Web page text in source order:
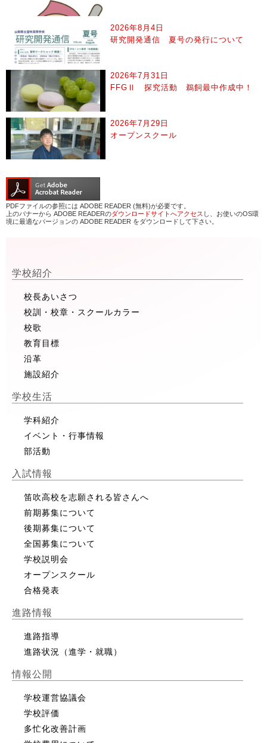
2026年8月4日
研究開発通信 夏号の発行について
2026年7月31日
FFGⅡ 探究活動 鵜飼最中作成中！
2026年7月29日
オープンスクール
PDFファイルの参照には ADOBE READER (無料)が必要です。
上のバナーから ADOBE READERのダウンロードサイトへアクセス し、お使いのOS環
境に最適なバージョンの ADOBE READER をダウンロードして下さい。
学校紹介
校長あいさつ
校訓・校章・スクールカラー
校歌
教育目標
沿革
施設紹介
学校生活
学科紹介
イベント・行事情報
部活動
入試情報
笛吹高校を志願される皆さんへ
前期募集について
後期募集について
全国募集について
学校説明会
オープンスクール
合格発表
進路情報
進路指導
進路状況（進学・就職）
情報公開
学校運営協議会
学校評価
多忙化改善計画